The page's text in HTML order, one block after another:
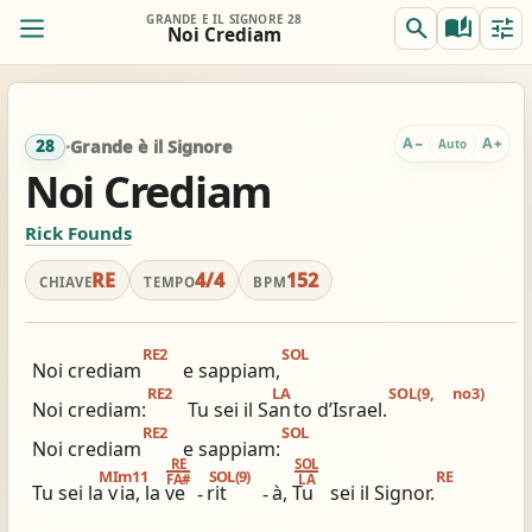
GRANDE È IL SIGNORE 28
Noi Crediam search auto_stories tune
RE RE
RE
Accordi completi Per chitarra: gia comodo
view_column_2
2 colonne
keyboard_double_arrow_down
Scroll
graphic_eq tag pageview
28 ·Grande è il Signore A− Auto A+
Noi Crediam
Rick Founds
CHIAVERE TEMPO4/4 BPM152
Noi crediam
RE2
e sappiam,
SOL
Noi crediam:
RE2
Tu sei il San
LA
to d’Israel.
SOL(9, no3)
Noi crediam
RE2
e sappiam:
SOL
Tu sei la v
MIm11
ia, la ve
RE
FA#
-rit
SOL(9)
-à, Tu
SOL
LA
sei il Signor.
RE